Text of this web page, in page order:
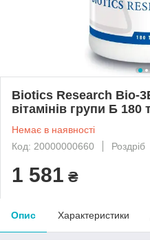
Biotics Research Bio-
вітамінів групи Б 180
Немає в наявності
Код: 20000000660
Роздріб
1 581 ₴
Опис Характеристики